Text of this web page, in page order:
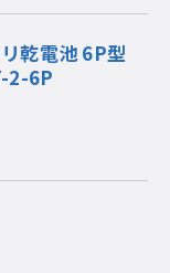
乾電池 6P型
2-6P